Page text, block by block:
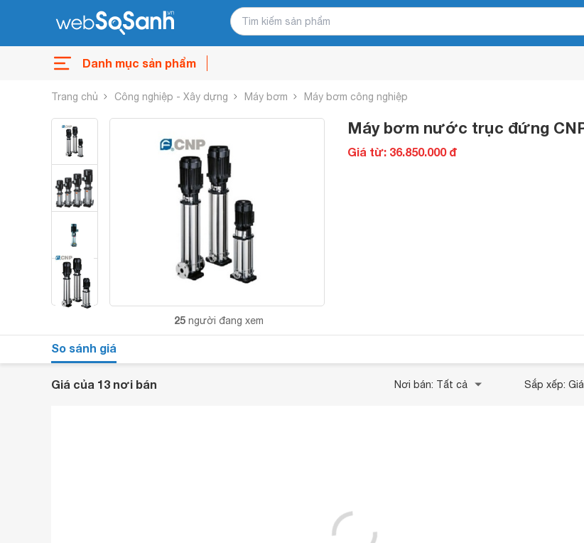
Danh mục sản phẩm
Trang chủ Công nghiệp - Xây dựng Máy bơm Máy bơm công nghiệp
25 người đang xem
Máy bơm nước trục đứng CNP
Giá từ: 36.850.000 đ
So sánh giá
Giá của 13 nơi bán Nơi bán: Tất cả Sắp xếp: